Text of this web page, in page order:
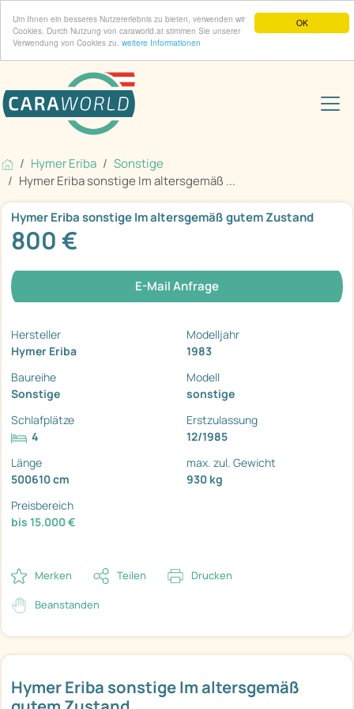
OK
Um Ihnen ein besseres Nutzererlebnis zu bieten, verwenden wir
Cookies. Durch Nutzung von caraworld.at stimmen Sie unserer
Verwendung von Cookies zu. weitere Informationen
Hymer Eriba
Sonstige
Hymer Eriba sonstige Im altersgemäß ...
Hymer Eriba sonstige Im altersgemäß
Hymer Eriba sonstige Im altersgemäß gutem Zustand
800 €
E-Mail Anfrage
Hersteller
Hymer Eriba
Modelljahr
1983
Baureihe
Sonstige
Modell
sonstige
Schlafplätze
4
Erstzulassung
12/1985
Länge
500610 cm
max. zul. Gewicht
930 kg
Preisbereich
bis 15.000 €
Merken Teilen Drucken
Beanstanden